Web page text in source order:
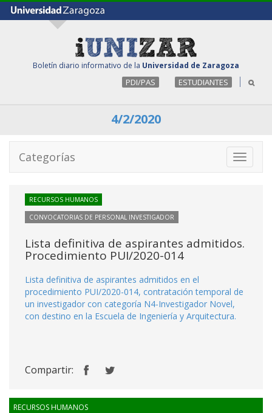
Boletín diario informativo de la Universidad de Zaragoza
PDI/PAS ESTUDIANTES
4/2/2020
Toggle
Categorías
RECURSOS HUMANOS
CONVOCATORIAS DE PERSONAL INVESTIGADOR
Lista definitiva de aspirantes admitidos.
Procedimiento PUI/2020-014
Lista definitiva de aspirantes admitidos en el
procedimiento PUI/2020-014, contratación temporal de
un investigador con categoría N4-Investigador Novel,
con destino en la Escuela de Ingeniería y Arquitectura.
Compartir:
RECURSOS HUMANOS